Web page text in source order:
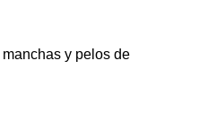
y pelos de